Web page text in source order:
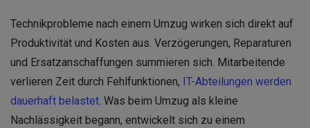
Technikprobleme nach einem Umzug wirken sich direkt auf
Produktivität und Kosten aus. Verzögerungen, Reparaturen
und Ersatzanschaffungen summieren sich. Mitarbeitende
verlieren Zeit durch Fehlfunktionen, IT-Abteilungen werden
dauerhaft belastet. Was beim Umzug als kleine
Nachlässigkeit begann, entwickelt sich zu einem